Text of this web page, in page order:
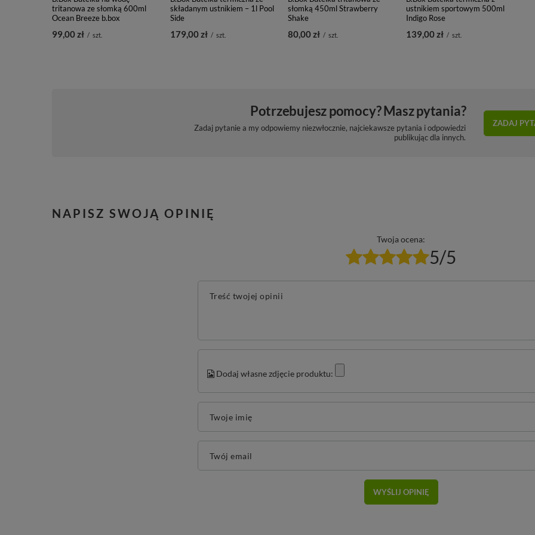
tritanowa ze słomką 600ml
Ocean Breeze b.box
99,00 zł / szt.
składanym ustnikiem – 1l Pool
Side
179,00 zł / szt.
słomką 450ml Strawberry
Shake
80,00 zł / szt.
ustnikiem sportowym 500ml
Indigo Rose
139,00 zł / szt.
Potrzebujesz pomocy? Masz pytania?
Zadaj pytanie a my odpowiemy niezwłocznie, najciekawsze pytania i odpowiedzi
publikując dla innych.
ZADAJ
NAPISZ SWOJĄ OPINIĘ
Twoja ocena:
5/5
Treść twojej opinii
Dodaj własne zdjęcie produktu:
Twoje imię
Twój email
WYŚLIJ OPINIĘ